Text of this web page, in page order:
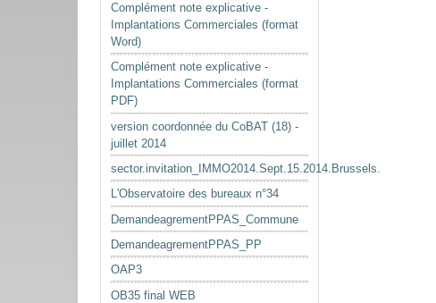
Complément note explicative -
Implantations Commerciales (format
Word)
Complément note explicative -
Implantations Commerciales (format
PDF)
version coordonnée du CoBAT (18) -
juillet 2014
sector.invitation_IMMO2014.Sept.15.2014.Brussels.
L'Observatoire des bureaux n°34
DemandeagrementPPAS_Commune
DemandeagrementPPAS_PP
OAP3
OB35 final WEB